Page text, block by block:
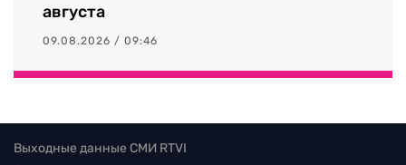
августа
09.08.2026 / 09:46
Выходные данные СМИ RTVI